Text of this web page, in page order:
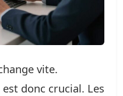
vite.
donc crucial. Les